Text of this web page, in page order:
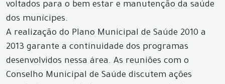
voltados para o bem estar e manutenção da saúde
dos munícipes.
A realização do Plano Municipal de Saúde 2010 a
2013 garante a continuidade dos programas
desenvolvidos nessa área. As reuniões com o
Conselho Municipal de Saúde discutem ações